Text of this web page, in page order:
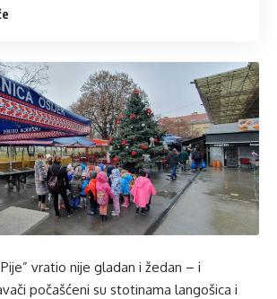
vratio nije gladan i žedan – i
počašćeni su stotinama langošica i